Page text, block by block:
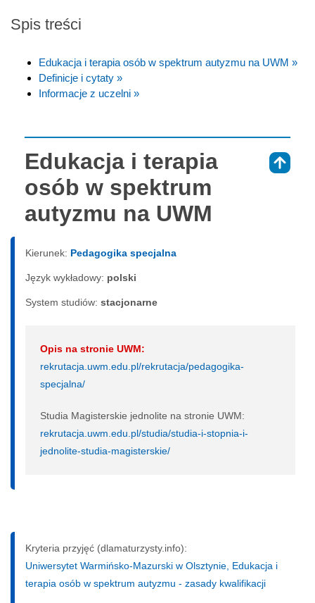
Spis treści
Edukacja i terapia osób w spektrum autyzmu na UWM »
Definicje i cytaty »
Informacje z uczelni »
Edukacja i terapia
osób w spektrum
autyzmu na UWM
Kierunek: Pedagogika specjalna
Język wykładowy: polski
System studiów: sta­cjo­nar­ne
Opis na stronie UWM:
rekrutacja.uwm.edu.pl/rekrutacja/pedagogika-
specjalna/
Studia Magisterskie jednolite na stronie UWM:
rekrutacja.uwm.edu.pl/studia/studia-i-stopnia-i-
jednolite-studia-magisterskie/
Kryteria przyjęć (dlamaturzysty.info):
Uniwersytet Warmińsko-Mazurski w Olsztynie, Edukacja i
terapia osób w spektrum autyzmu - zasady kwalifikacji